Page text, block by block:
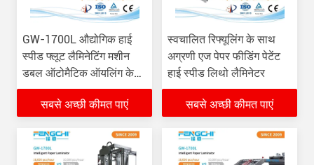
GW-1700L औद्योगिक हाई
स्पीड फ्लूट लैमिनेटिंग मशीन
डबल ऑटोमैटिक ऑयलिंग के
साथ
सबसे अच्छी कीमत पाएं
स्वचालित रिफ्यूलिंग के साथ
अग्रणी एज पेपर फीडिंग पेटेंट
हाई स्पीड लिथो लैमिनेटर
सबसे अच्छी कीमत पाएं